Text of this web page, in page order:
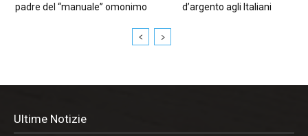
padre del “manuale” omonimo
d’argento agli Italiani
Ultime Notizie